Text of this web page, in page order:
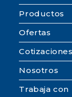
Productos
Ofertas
Cotizaciones
Nosotros
Trabaja con